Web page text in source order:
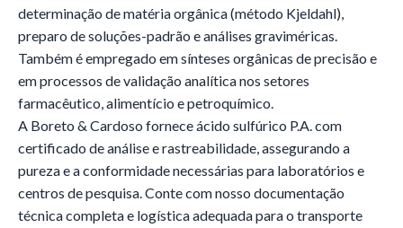
determinação de matéria orgânica (método Kjeldahl),
preparo de soluções-padrão e análises graviméricas.
Também é empregado em sínteses orgânicas de precisão e
em processos de validação analítica nos setores
farmacêutico, alimentício e petroquímico.
A Boreto & Cardoso fornece ácido sulfúrico P.A. com
certificado de análise e rastreabilidade, assegurando a
pureza e a conformidade necessárias para laboratórios e
centros de pesquisa. Conte com nosso documentação
técnica completa e logística adequada para o transporte